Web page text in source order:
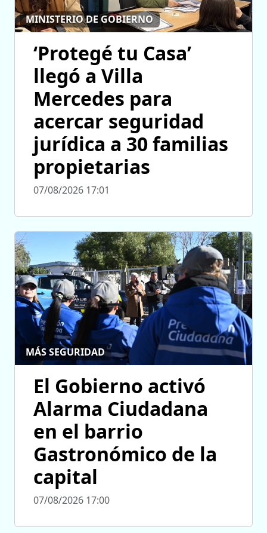
MINISTERIO DE GOBIERNO
‘Protegé tu Casa’
llegó a Villa
Mercedes para
acercar seguridad
jurídica a 30 familias
propietarias
07/08/2026 17:01
MÁS SEGURIDAD
El Gobierno activó
Alarma Ciudadana
en el barrio
Gastronómico de la
capital
07/08/2026 17:00